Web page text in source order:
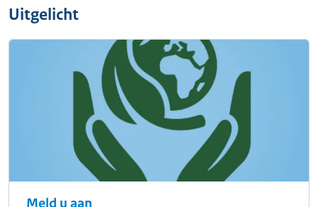
Uitgelicht
Meld u aan